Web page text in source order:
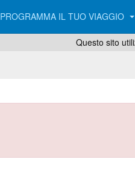
Questo sito
PROGRAMMA IL TUO VIAGGIO